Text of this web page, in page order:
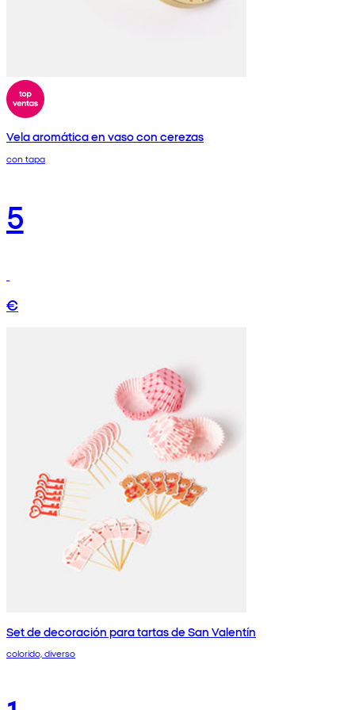
Vela aromática en vaso con cerezas
con tapa
5
€
Set de decoración para tartas de San Valentín
colorido, diverso